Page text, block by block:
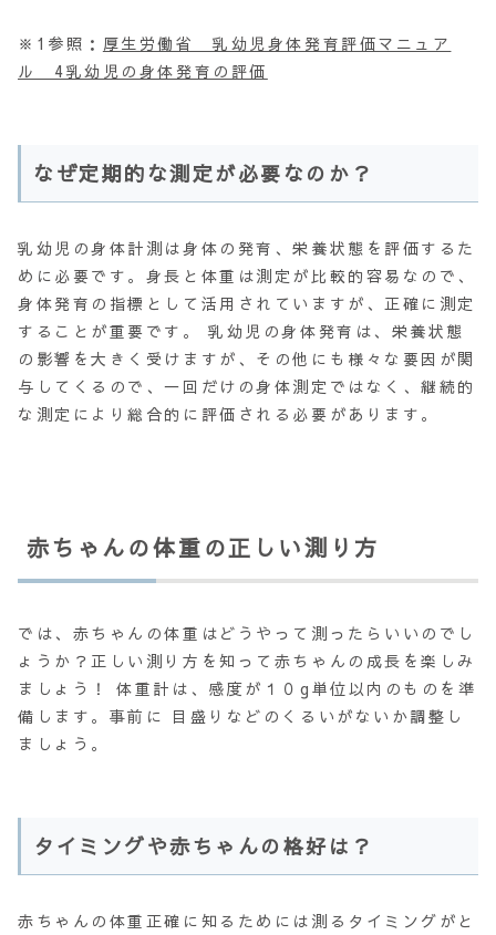
※1参照： 厚生労働省 乳幼児身体発育評価マニュア
ル 4乳幼児の身体発育の評価
なぜ定期的な測定が必要なのか？
乳幼児の身体計測は身体の発育、栄養状態を評価するた
めに必要です。身長と体重は測定が比較的容易なので、
身体発育の指標として活用されていますが、正確に測定
することが重要です。 乳幼児の身体発育は、栄養状態
の影響を大きく受けますが、その他にも様々な要因が関
与してくるので、一回だけの身体測定ではなく、継続的
な測定により総合的に評価される必要があります。
赤ちゃんの体重の正しい測り方
では、赤ちゃんの体重はどうやって測ったらいいのでし
ょうか？正しい測り方を知って赤ちゃんの成長を楽しみ
ましょう！ 体重計は、感度が１０g単位以内のものを準
備します。事前に 目盛りなどのくるいがないか調整し
ましょう。
タイミングや赤ちゃんの格好は？
赤ちゃんの体重正確に知るためには測るタイミングがと